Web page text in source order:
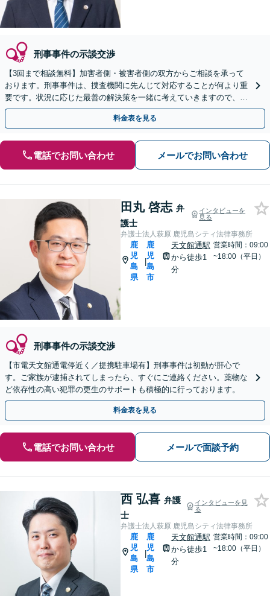
刑事事件の示談交渉
【3回まで相談無料】加害者側・被害者側の双方からご相談を承って
おります。刑事事件は、捜査機関に先んじて対応することが何より重
要です。状況に応じた最善の解決策を一緒に考えていきますので、ま
ずはご相談ください。【休日・夜間対応】
料金表を見る
電話でお問い合わせ メールでお問い合わせ
田丸 啓志 弁
護士
インタビューを
見る
弁護士法人萩原 鹿児島シティ法律事務所
鹿
児
島
県
|
鹿
児
島
市
天文館通駅
から徒歩1
分
営業時間：09:00
~18:00（平日）
刑事事件の示談交渉
【市電天文館通電停近く／提携駐車場有】刑事事件は初動が肝心で
す。ご家族が逮捕されてしまったら、すぐにご連絡ください。薬物な
ど依存性の高い犯罪の更生のサポートも積極的に行っております。
料金表を見る
電話でお問い合わせ メールで面談予約
西 弘喜 弁護
士
インタビューを見
る
弁護士法人萩原 鹿児島シティ法律事務所
鹿
児
島
県
|
鹿
児
島
市
天文館通駅
から徒歩1
分
営業時間：09:00
~18:00（平日）